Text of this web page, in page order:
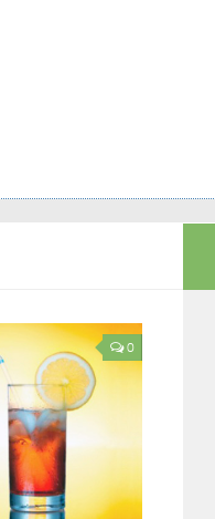
0